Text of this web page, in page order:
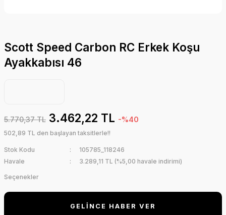
Scott Speed Carbon RC Erkek Koşu
Ayakkabısı 46
5.770,37 TL 3.462,22 TL -%40
502,89 TL den başlayan taksitlerle!!
Stok Kodu
105785_118246
Havale
3.289,11 TL (%5,00 havale indirimi)
Seçenekler
GELİNCE HABER VER